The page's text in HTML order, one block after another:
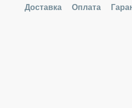
Доставка Оплата